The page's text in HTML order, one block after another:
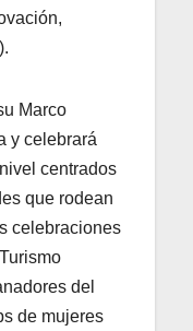
Marco
y celebrará
centrados
que rodean
celebraciones
del
de mujeres